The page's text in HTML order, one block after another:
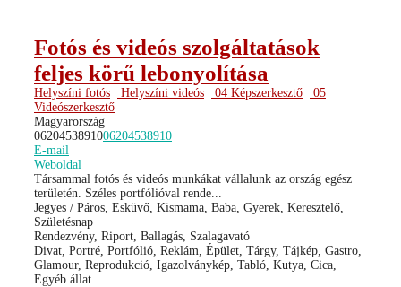
Fotós és videós szolgáltatások
feljes körű lebonyolítása
Helyszíni fotós Helyszíni videós 04 Képszerkesztő
05
Videószerkesztő
Magyarország
0620453891006204538910
E-mail
Weboldal
Társammal fotós és videós munkákat vállalunk az ország egész
területén. Széles portfólióval rende...
Jegyes / Páros, Esküvő, Kismama, Baba, Gyerek, Keresztelő,
Születésnap
Rendezvény, Riport, Ballagás, Szalagavató
Divat, Portré, Portfólió, Reklám, Épület, Tárgy, Tájkép, Gastro,
Glamour, Reprodukció, Igazolványkép, Tabló, Kutya, Cica,
Egyéb állat